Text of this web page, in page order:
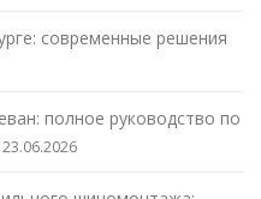
современные решения
полное руководство по
23.06.2026